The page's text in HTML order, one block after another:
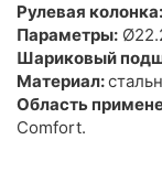
Рулевая колонка:
Параметры:
Шариковый
Материал:
Область
Comfort.